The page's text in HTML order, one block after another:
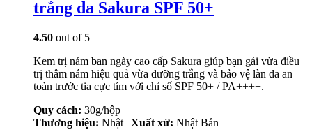
trắng da Sakura SPF 50+
4.50 out of 5
Kem trị nám ban ngày cao cấp Sakura giúp bạn gái vừa điều
trị thâm nám hiệu quả vừa dưỡng trắng và bảo vệ làn da an
toàn trước tia cực tím với chỉ số SPF 50+ / PA++++.
Quy cách: 30g/hộp
Thương hiệu: Nhật | Xuất xứ: Nhật Bản